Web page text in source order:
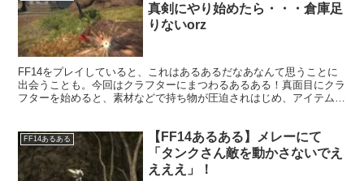
真剣にやり始めたら・・・倉庫足
りないorz
FF14をプレイしていると、これはあるあるだなあなんて思うことに
出会うことも。今回はクラフターにまつわるあるある！真面目にクラ
フターを始めると、素材などで持ち物が圧迫されはじめ、アイテム欄
FF14あるある
【FF14あるある】メレーにて
「タンクさん敵を動かさないでえ
えええ」！